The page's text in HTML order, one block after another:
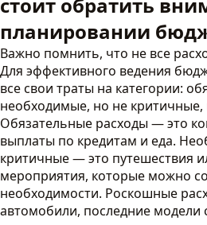
планировании
Важно помнить, что не все
Для эффективного ведения
все свои траты на категории:
необходимые, но не
Обязательные расходы — это
выплаты по кредитам и еда.
критичные — это путешествия
мероприятия, которые можно
необходимости. Роскошные
автомобили, последние